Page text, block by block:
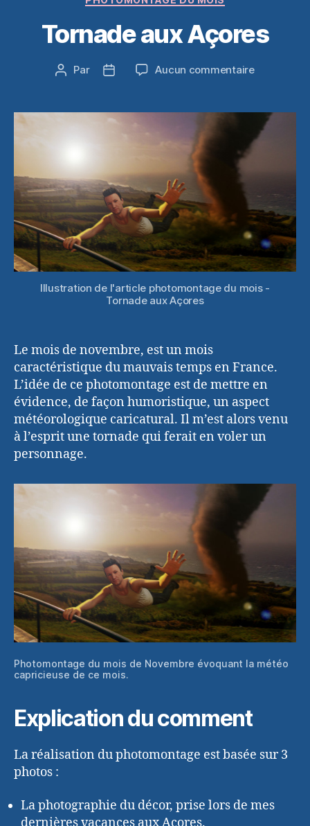
Tornade aux Açores
Auteur
Par
Date
Aucun commentairesur
Açores
Illustration de l'article photomontage du mois -
Tornade aux Açores
Le mois de novembre, est un mois
caractéristique du mauvais temps en France.
L’idée de ce photomontage est de mettre en
évidence, de façon humoristique, un aspect
météorologique caricatural. Il m’est alors venu
à l’esprit une tornade qui ferait en voler un
personnage.
Photomontage du mois de Novembre évoquant la météo
capricieuse de ce mois.
Explication du comment
La réalisation du photomontage est basée sur 3
photos :
La photographie du décor, prise lors de mes